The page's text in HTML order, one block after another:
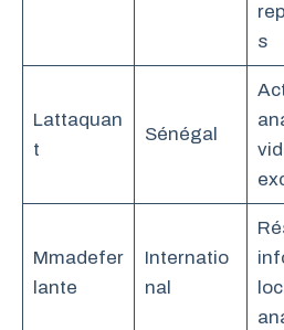
s
Lattaquan
t
Sénégal
Mmadefer
lante
Internatio
nal